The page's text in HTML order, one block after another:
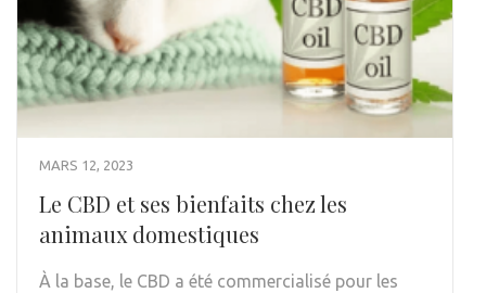
MARS 12, 2023
Le CBD et ses bienfaits chez les
animaux domestiques
À la base, le CBD a été commercialisé pour les